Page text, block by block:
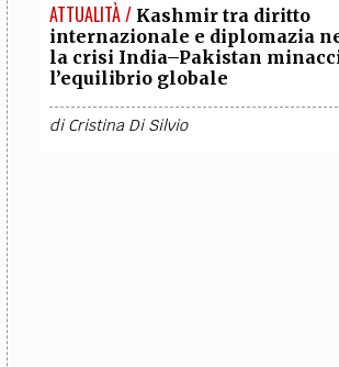
ATTUALITÀ / Kashmir tra diritto
internazionale e diplomazia
la crisi India–Pakistan
l’equilibrio globale
diCristina Di Silvio